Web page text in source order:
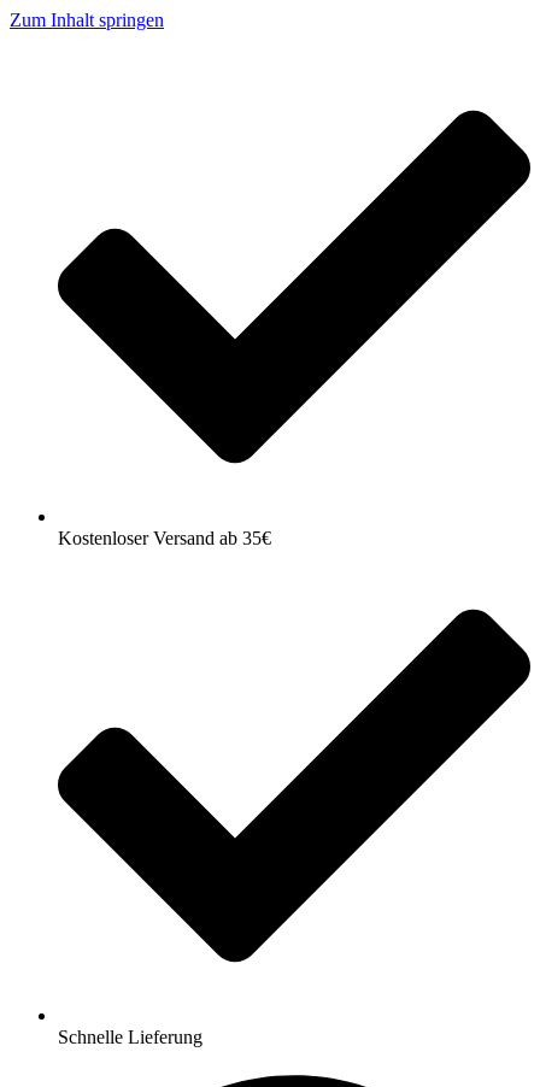
Zum Inhalt springen
Kostenloser Versand ab 35€
Schnelle Lieferung